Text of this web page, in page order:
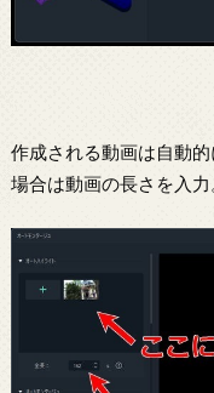
作成される動画は自動
場合は動画の長さを入力